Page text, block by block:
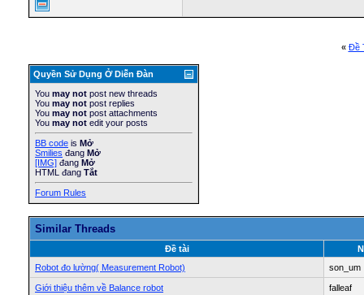
« Ðề
Quyền Sử Dụng Ở Diễn Ðàn
You may not post new threads
You may not post replies
You may not post attachments
You may not edit your posts
BB code is Mở
Smilies đang Mở
[IMG] đang Mở
HTML đang Tắt
Forum Rules
Similar Threads
Ðề tài
Robot đo lường( Measurement Robot)
son_um
Giới thiệu thêm về Balance robot falleaf